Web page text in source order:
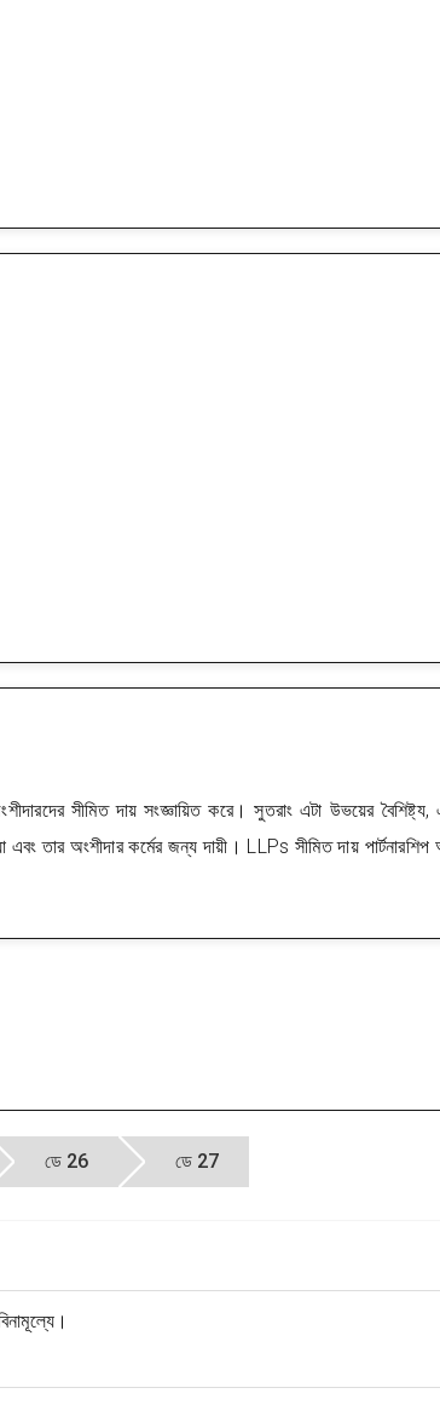
সীমিত দায় সংজ্ঞায়িত করে। সুতরাং এটা উভয়ের বৈশিষ্ট্য,
তার অংশীদার কর্মের জন্য দায়ী। LLPs সীমিত দায় পার্টনারশিপ
ডে 26 ডে 27